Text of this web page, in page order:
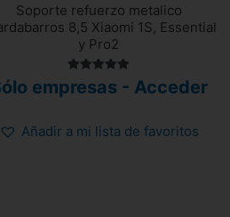
Soporte refuerzo metalico
8,5 Xiaomi 1S, Essential
y Pro2
con
empresas - Acceder
Añadir a mi lista de favoritos